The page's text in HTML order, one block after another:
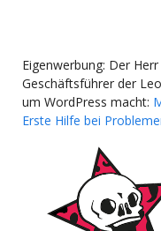
Eigenwerbung: Der
Geschäftsführer der
um WordPress macht:
Erste Hilfe bei